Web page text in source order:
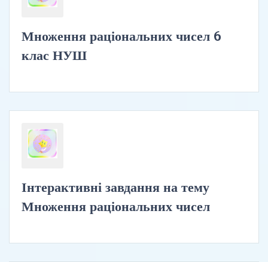
Множення раціональних чисел 6
клас НУШ
Інтерактивні завдання на тему
Множення раціональних чисел